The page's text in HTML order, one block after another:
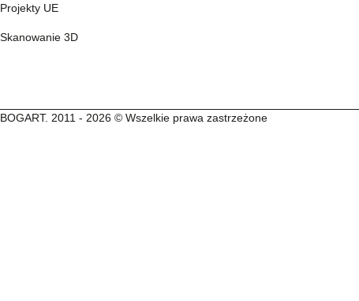
Projekty UE
Skanowanie 3D
BOGART. 2011 - 2026 © Wszelkie prawa zastrzeżone